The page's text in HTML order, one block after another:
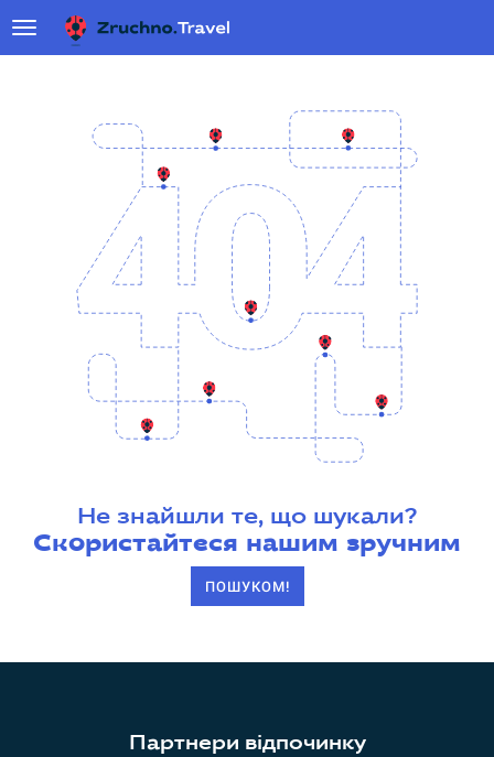
Не знайшли те, що шукали?
Скористайтеся нашим зручним
ПОШУКОМ!
Партнери відпочинку